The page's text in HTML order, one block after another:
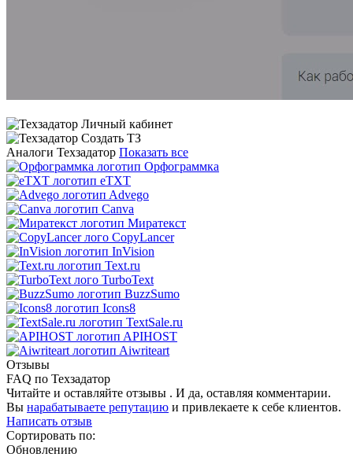
Аналоги Техзадатор Показать все
Орфограммка
eTXT
Advego
Canva
Миратекст
CopyLancer
InVision
Text.ru
TurboText
BuzzSumo
Icons8
TextSale.ru
APIHOST
Aiwriteart
Отзывы
FAQ по Техзадатор
Читайте и оставляйте отзывы . И да, оставляя комментарии.
Вы нарабатываете репутацию и привлекаете к себе клиентов.
Написать отзыв
Сортировать по:
Обновлению